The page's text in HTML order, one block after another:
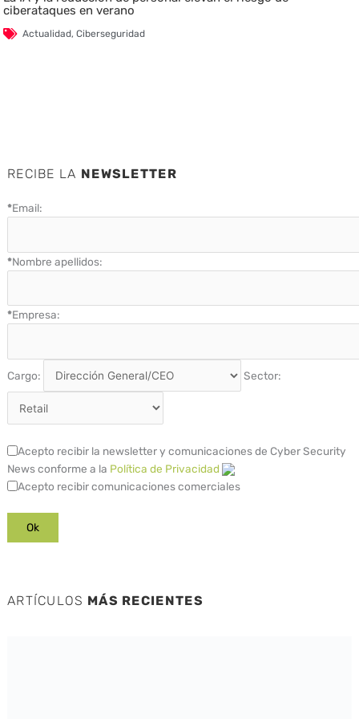
ciberataques en verano
Actualidad,Ciberseguridad
RECIBE LA NEWSLETTER
*Email:
*Nombre apellidos:
*Empresa:
Cargo: Sector:
Acepto recibir la newsletter y comunicaciones de Cyber Security
News conforme a la Política de Privacidad
Acepto recibir comunicaciones comerciales
ARTÍCULOS MÁS RECIENTES